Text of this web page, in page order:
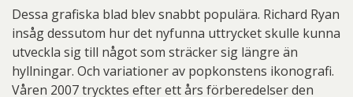
Dessa grafiska blad blev snabbt populära. Richard Ryan
insåg dessutom hur det nyfunna uttrycket skulle kunna
utveckla sig till något som sträcker sig längre än
hyllningar. Och variationer av popkonstens ikonografi.
Våren 2007 trycktes efter ett års förberedelser den